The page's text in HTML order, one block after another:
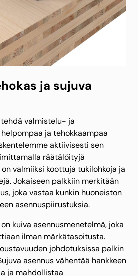
ja sujuva
valmistelu- ja
ja tehokkaampaa
aktiivisesti sen
räätälöityjä
valmiiksi koottuja tukilohkoja ja
Jokaiseen palkkiin merkitään
joka vastaa kunkin huoneiston
asennuspiirustuksia.
kuiva asennusmenetelmä, joka
ilman märkätasoitusta.
johdotuksissa palkin
asennus vähentää hankkeen
ja mahdollistaa